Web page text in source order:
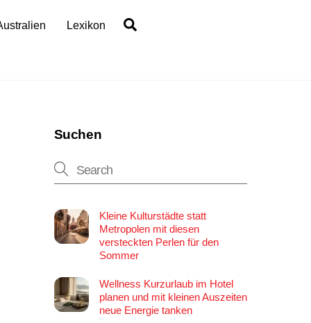
Lexikon
Suchen
Kleine Kulturstädte statt
Metropolen mit diesen
versteckten Perlen für den
Sommer
Wellness Kurzurlaub im Hotel
planen und mit kleinen Auszeiten
neue Energie tanken